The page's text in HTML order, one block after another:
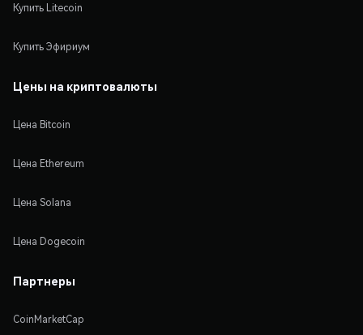
Купить Litecoin
Купить Эфириум
Цены на криптовалюты
Цена Bitcoin
Цена Ethereum
Цена Solana
Цена Dogecoin
Партнеры
CoinMarketCap